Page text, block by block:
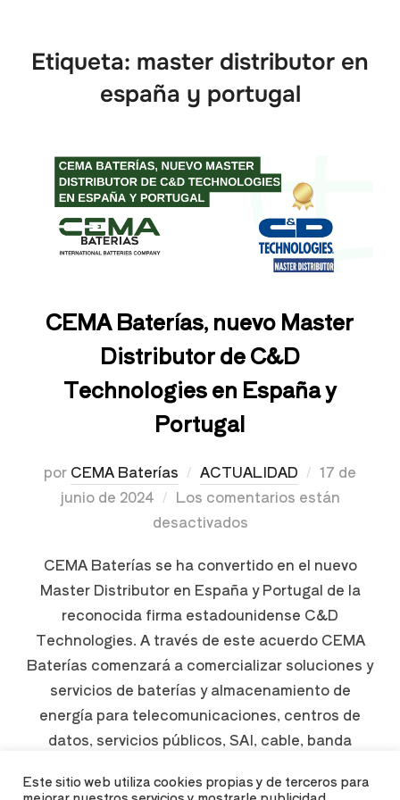
Etiqueta: master distributor en
españa y portugal
CEMA Baterías, nuevo Master
Distributor de C&D
Technologies en España y
Portugal
por CEMA Baterías ACTUALIDAD
17 de
junio de 2024
Los comentarios están
desactivados
CEMA Baterías se ha convertido en el nuevo
Master Distributor en España y Portugal de la
reconocida firma estadounidense C&D
Technologies. A través de este acuerdo CEMA
Baterías comenzará a comercializar soluciones y
servicios de baterías y almacenamiento de
energía para telecomunicaciones, centros de
datos, servicios públicos, SAI, cable, banda
Este sitio web utiliza cookies propias y de terceros para